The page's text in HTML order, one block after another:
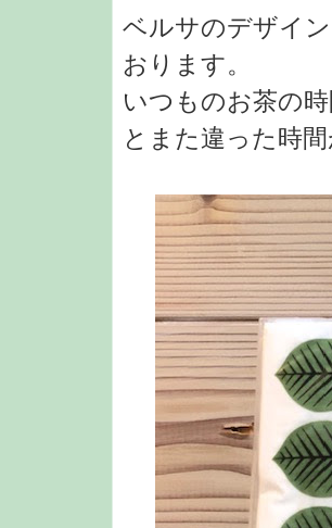
ベルサのデザイ
おります。
いつものお茶の
とまた違った時